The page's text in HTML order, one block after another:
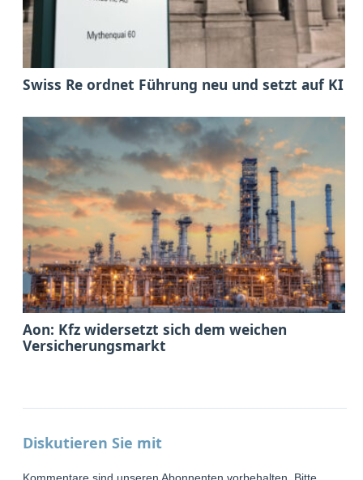
Swiss Re ordnet Führung neu und setzt auf KI
Aon: Kfz widersetzt sich dem weichen
Versicherungsmarkt
Diskutieren Sie mit